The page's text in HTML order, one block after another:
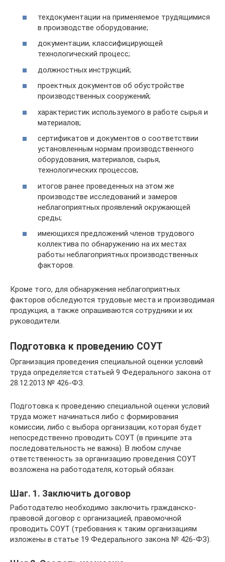
техдокументации на применяемое трудящимися
в производстве оборудование;
документации, классифицирующей
технологический процесс;
должностных инструкций;
проектных документов об обустройстве
производственных сооружений;
характеристик используемого в работе сырья и
материалов;
сертификатов и документов о соответствии
установленным нормам производственного
оборудования, материалов, сырья,
технологических процессов;
итогов ранее проведенных на этом же
производстве исследований и замеров
неблагоприятных проявлений окружающей
среды;
имеющихся предложений членов трудового
коллектива по обнаружению на их местах
работы неблагоприятных производственных
факторов.
Кроме того, для обнаружения неблагоприятных
факторов обследуются трудовые места и производимая
продукция, а также опрашиваются сотрудники и их
руководители.
Подготовка к проведению СОУТ
Организация проведения специальной оценки условий
труда определяется статьей 9 Федерального закона от
28.12.2013 № 426-ФЗ.
Подготовка к проведению специальной оценки условий
труда может начинаться либо с формирования
комиссии, либо с выбора организации, которая будет
непосредственно проводить СОУТ (в принципе эта
последовательность не важна). В любом случае
ответственность за организацию проведения СОУТ
возложена на работодателя, который обязан:
Шаг. 1. Заключить договор
Работодателю необходимо заключить гражданско-
правовой договор с организацией, правомочной
проводить СОУТ (требования к таким организациям
изложены в статье 19 Федерального закона № 426-ФЗ).